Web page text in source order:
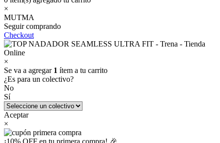
×
MUTMA
Seguir comprando
Checkout
×
Se va a agregar 1 ítem a tu carrito
¿Es para un colectivo?
No
Sí
Aceptar
×